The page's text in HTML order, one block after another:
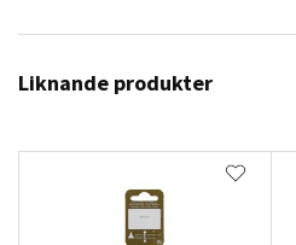
Liknande produkter